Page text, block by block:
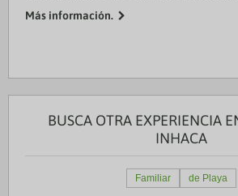
estrellas se encuentra a pocos ...
Más información.
BUSCA OTRA EXPERIENCIA
INHACA
Familiar de Playa